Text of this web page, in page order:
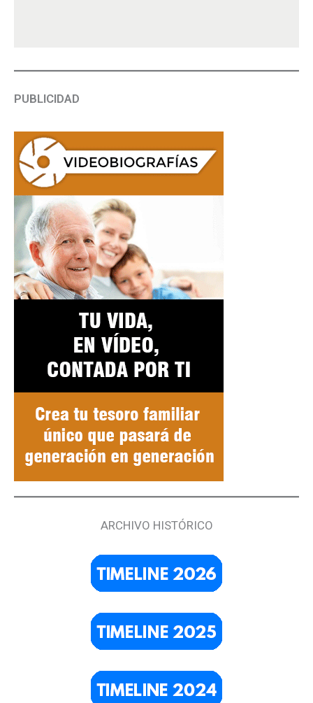
PUBLICIDAD
ARCHIVO HISTÓRICO